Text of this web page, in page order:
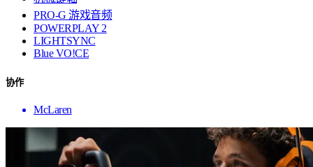
PRO-G 游戏音频
POWERPLAY 2
LIGHTSYNC
Blue VO!CE
协作
McLaren